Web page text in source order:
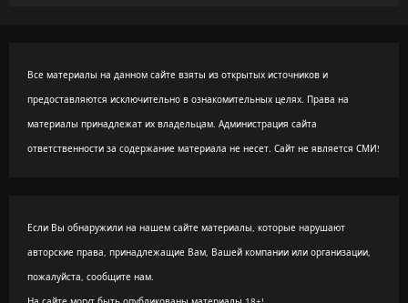
Все материалы на данном сайте взяты из открытых источников и
предоставляются исключительно в ознакомительных целях. Права на
материалы принадлежат их владельцам. Администрация сайта
ответственности за содержание материала не несет. Сайт не является СМИ!
Если Вы обнаружили на нашем сайте материалы, которые нарушают
авторские права, принадлежащие Вам, Вашей компании или организации,
пожалуйста, сообщите нам.